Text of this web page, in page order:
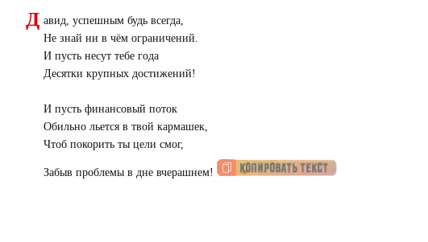
Д авид, успешным будь всегда,
Не знай ни в чём ограничений.
И пусть несут тебе года
Десятки крупных достижений!
И пусть финансовый поток
Обильно льется в твой кармашек,
Чтоб покорить ты цели смог,
Забыв проблемы в дне вчерашнем!